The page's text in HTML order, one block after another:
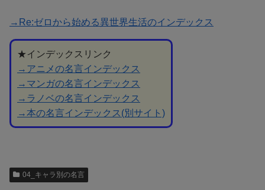
→Re:ゼロから始める異世界生活のインデックス
★インデックスリンク
→アニメの名言インデックス
→マンガの名言インデックス
→ラノベの名言インデックス
→本の名言インデックス(別サイト)
04_キャラ別の名言